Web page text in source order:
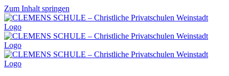
Zum Inhalt springen